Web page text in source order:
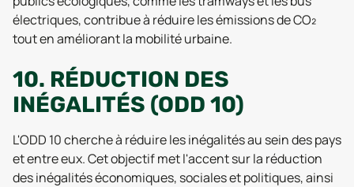
électriques, contribue à réduire les émissions de CO₂
tout en améliorant la mobilité urbaine.
10. RÉDUCTION DES
INÉGALITÉS (ODD 10)
L'ODD 10 cherche à réduire les inégalités au sein des pays
et entre eux. Cet objectif met l'accent sur la réduction
des inégalités économiques, sociales et politiques, ainsi